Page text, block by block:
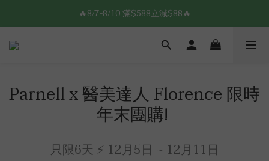
8/7-8/10 全館限時$188免運🛒
🔥8/7-8/10 滿$588立減$88🔥
8/7-8/10 全館限時$188免運🛒
Parnell x 醫美達人 Florence 限時
年末團購!
只限6天 ⚡ 12月5日 ~ 12月11日